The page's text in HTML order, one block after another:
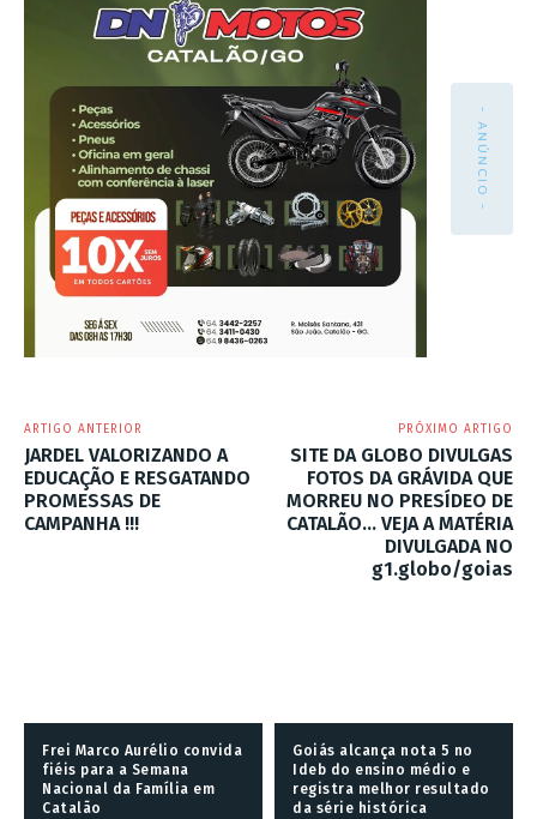
- ANÚNCIO -
ARTIGO ANTERIOR
JARDEL VALORIZANDO A
EDUCAÇÃO E RESGATANDO
PROMESSAS DE
CAMPANHA !!!
PRÓXIMO ARTIGO
SITE DA GLOBO DIVULGAS
FOTOS DA GRÁVIDA QUE
MORREU NO PRESÍDEO DE
CATALÃO… VEJA A MATÉRIA
DIVULGADA NO
g1.globo/goias
Frei Marco Aurélio convida
fiéis para a Semana
Nacional da Família em
Catalão
Goiás alcança nota 5 no
Ideb do ensino médio e
registra melhor resultado
da série histórica